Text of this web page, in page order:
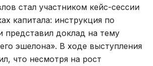
стал участником кейс-сессии
капитала: инструкция по
представил доклад на тему
эшелона». В ходе выступления
что несмотря на рост